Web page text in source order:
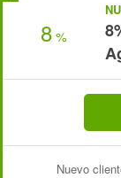
8%
Nuevo